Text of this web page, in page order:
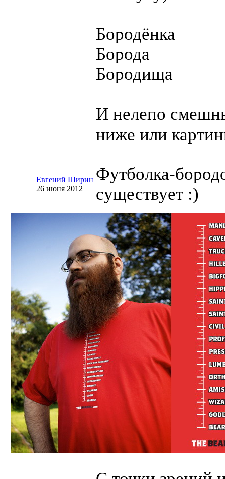
Бородёнка
Борода
Бородища
И нелепо
ниже или
Евгений Ширин
26 июня 2012
Футболка-
существует :)